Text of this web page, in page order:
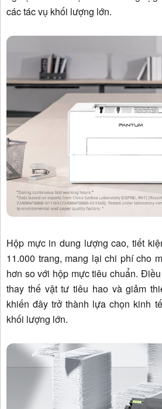
các tác vụ khối lượng lớn.
Hộp mực in dung lượng cao, tiết
11.000 trang, mang lại chi phí cho
hơn so với hộp mực tiêu chuẩn.
thay thế vật tư tiêu hao và giảm
khiến đây trở thành lựa chọn kinh
khối lượng lớn.